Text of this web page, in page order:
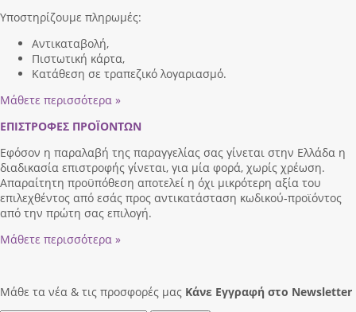
Υποστηρίζουμε πληρωμές:
Αντικαταβολή,
Πιστωτική κάρτα,
Κατάθεση σε τραπεζικό λογαριασμό.
Μάθετε περισσότερα »
ΕΠΙΣΤΡΟΦΕΣ ΠΡΟΪΟΝΤΩΝ
Εφόσον η παραλαβή της παραγγελίας σας γίνεται στην Ελλάδα η
διαδικασία επιστροφής γίνεται, για μία φορά, χωρίς χρέωση.
Απαραίτητη προϋπόθεση αποτελεί η όχι μικρότερη αξία του
επιλεχθέντος από εσάς προς αντικατάσταση κωδικού-προϊόντος
από την πρώτη σας επιλογή.
Μάθετε περισσότερα »
Μάθε τα νέα & τις προσφορές μας Κάνε Eγγραφή στο Newsletter